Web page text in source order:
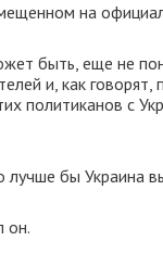
на
быть, еще не
и, как
политиканов с
бы Украина
он.